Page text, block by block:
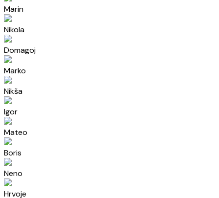
Marin
Nikola
Domagoj
Marko
Nikša
Igor
Mateo
Boris
Neno
Hrvoje